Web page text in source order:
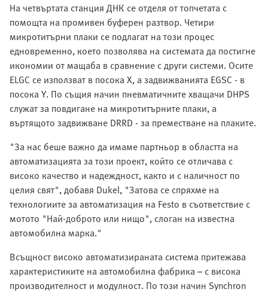
На четвъртата станция ДНК се отделя от топчетата с
помощта на промивен буферен разтвор. Четири
микротитърни плаки се подлагат на този процес
едновременно, което позволява на системата да постигне
икономии от мащаба в сравнение с други системи. Осите
ELGC се използват в посока X, а задвижванията EGSC - в
посока Y. По същия начин пневматичните хващачи DHPS
служат за повдигане на микротитърните плаки, а
въртящото задвижване DRRD - за преместване на плаките.
"За нас беше важно да имаме партньор в областта на
автоматизацията за този проект, който се отличава с
високо качество и надеждност, както и с наличност по
целия свят", добавя Dukel, "Затова се спряхме на
технологиите за автоматизация на Festo в съответствие с
мотото "Най-доброто или нищо", слоган на известна
автомобилна марка."
Всъщност високо автоматизираната система притежава
характеристиките на автомобилна фабрика – с висока
производителност и модулност. По този начин Synchron